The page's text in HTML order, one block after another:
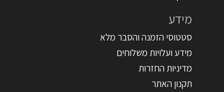
מידע
סטטוסי הזמנה והסבר מלא
מידע ועלויות משלוחים
מדיניות החזרות
תקנון האתר